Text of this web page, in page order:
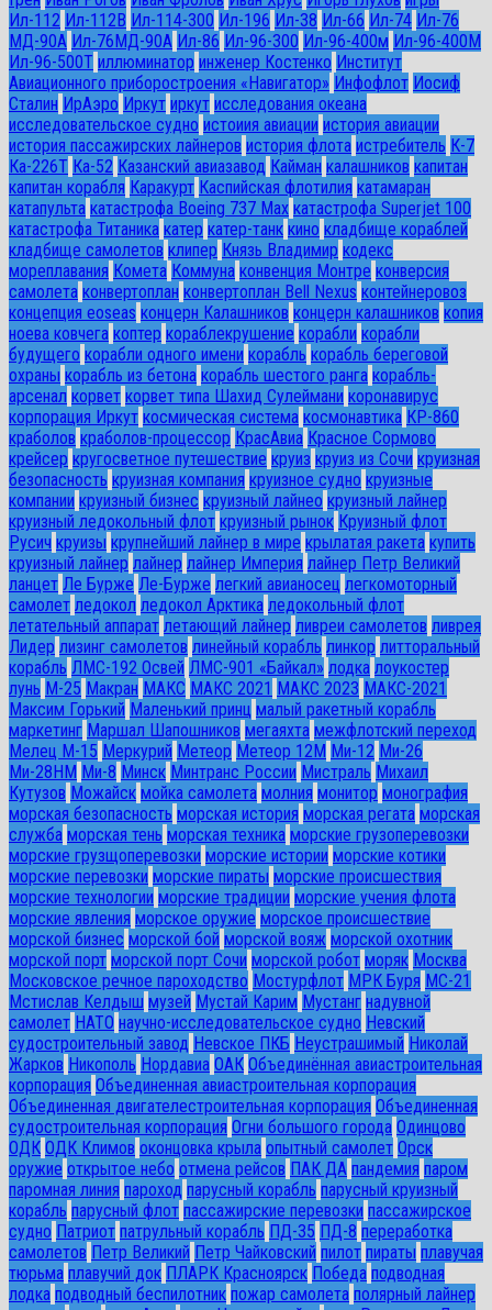
Ил-112 Ил-112В Ил-114-300 Ил-196 Ил-38 Ил-66 Ил-74 Ил-76
МД-90А Ил-76МД-90А Ил-86 Ил-96-300 Ил-96-400м Ил-96-400М
Ил-96-500Т иллюминатор инженер Костенко Институт
Авиационного приборостроения «Навигатор» Инфофлот Иосиф
Сталин ИрАэро Иркут иркут исследования океана
исследовательское судно истоиия авиации история авиации
история пассажирских лайнеров история флота истребитель К-7
Ка-226Т Ка-52 Казанский авиазавод Кайман калашников капитан
капитан корабля Каракурт Каспийская флотилия катамаран
катапульта катастрофа Boeing 737 Max катастрофа Superjet 100
катастрофа Титаника катер катер-танк кино кладбище кораблей
кладбище самолетов клипер Князь Владимир кодекс
мореплавания Комета Коммуна конвенция Монтре конверсия
самолета конвертоплан конвертоплан Bell Nexus контейнеровоз
концепция eoseas концерн Калашников концерн калашников копия
ноева ковчега коптер кораблекрушение корабли корабли
будущего корабли одного имени корабль корабль береговой
охраны корабль из бетона корабль шестого ранга корабль-
арсенал корвет корвет типа Шахид Сулеймани коронавирус
корпорация Иркут космическая система космонавтика КР-860
краболов краболов-процессор КрасАвиа Красное Сормово
крейсер кругосветное путешествие круиз круиз из Сочи круизная
безопасность круизная компания круизное судно круизные
компании круизный бизнес круизный лайнео круизный лайнер
круизный ледокольный флот круизный рынок Круизный флот
Русич круизы крупнейший лайнер в мире крылатая ракета купить
круизный лайнер лайнер лайнер Империя лайнер Петр Великий
ланцет Ле Бурже Ле-Бурже легкий авианосец легкомоторный
самолет ледокол ледокол Арктика ледокольный флот
летательный аппарат летающий лайнер ливреи самолетов ливрея
Лидер лизинг самолетов линейный корабль линкор литторальный
корабль ЛМС-192 Освей ЛМС-901 «Байкал» лодка лоукостер
лунь М-25 Макран МАКС МАКС 2021 МАКС 2023 МАКС-2021
Максим Горький Маленький принц малый ракетный корабль
маркетинг Маршал Шапошников мегаяхта межфлотский переход
Мелец М-15 Меркурий Метеор Метеор 12М Ми-12 Ми-26
Ми-28HM Ми-8 Минск Минтранс России Мистраль Михаил
Кутузов Можайск мойка самолета молния монитор монография
морская безопасность морская история морская регата морская
служба морская тень морская техника морские грузоперевозки
морские грузщоперевозки морские истории морские котики
морские перевозки морские пираты морские происшествия
морские технологии морские традиции морские учения флота
морские явления морское оружие морское происшествие
морской бизнес морской бой морской вояж морской охотник
морской порт морской порт Сочи морской робот моряк Москва
Московское речное пароходство Мостурфлот МРК Буря МС-21
Мстислав Келдыш музей Мустай Карим Мустанг надувной
самолет НАТО научно-исследовательское судно Невский
судостроительный завод Невское ПКБ Неустрашимый Николай
Жарков Никополь Нордавиа ОАК Объединённая авиастроительная
корпорация Объединенная авиастроительная корпорация
Объединенная двигателестроительная корпорация Объединенная
судостроительная корпорация Огни большого города Одинцово
ОДК ОДК Климов оконцовка крыла опытный самолет Орск
оружие открытое небо отмена рейсов ПАК ДА пандемия паром
паромная линия пароход парусный корабль парусный круизный
корабль парусный флот пассажирские перевозки пассажирское
судно Патриот патрульный корабль ПД-35 ПД-8 переработка
самолетов Петр Великий Петр Чайковский пилот пираты плавучая
тюрьма плавучий док ПЛАРК Красноярск Победа подводная
лодка подводный беспилотник пожар самолета полярный лайнер